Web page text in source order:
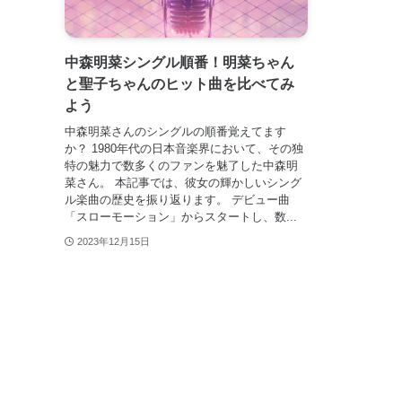
中森明菜シングル順番！明菜ちゃん
と聖子ちゃんのヒット曲を比べてみ
よう
中森明菜さんのシングルの順番覚えてます
か？ 1980年代の日本音楽界において、その独
特の魅力で数多くのファンを魅了した中森明
菜さん。 本記事では、彼女の輝かしいシング
ル楽曲の歴史を振り返ります。 デビュー曲
「スローモーション」からスタートし、数...
2023年12月15日